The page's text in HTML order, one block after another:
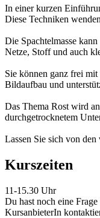
In einer kurzen
Diese Techniken
Die Spachtelmasse
Netze, Stoff und auch
Sie können ganz frei
Bildaufbau und
Das Thema Rost wird
durchgetrocknetem
Lassen Sie sich von
Kurszeiten
11-15.30 Uhr
Du hast noch eine
KursanbieterIn